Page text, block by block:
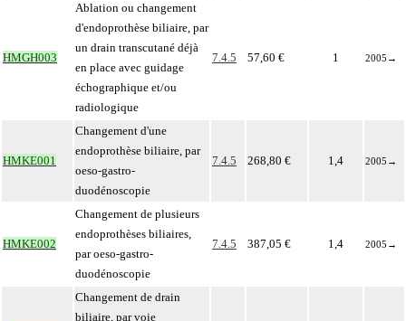
HMGH003
Ablation ou changement
d'endoprothèse biliaire, par
un drain transcutané déjà
en place avec guidage
échographique et/ou
radiologique
7.4.5 57,60 € 1 2005 →
HMKE001
Changement d'une
endoprothèse biliaire, par
oeso-gastro-
duodénoscopie
7.4.5 268,80 € 1,4 2005 →
HMKE002
Changement de plusieurs
endoprothèses biliaires,
par oeso-gastro-
duodénoscopie
7.4.5 387,05 € 1,4 2005 →
Changement de drain
biliaire, par voie